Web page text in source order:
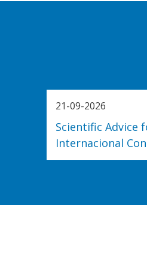
21-09-2026
Scientific Advice
Internacional